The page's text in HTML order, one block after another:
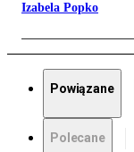
Izabela Popko
Powiązane
Polecane